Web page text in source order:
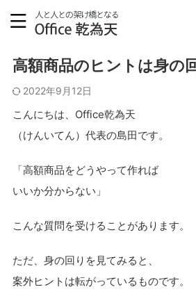
ブログ
高額商品のヒントは身の
2022年9月12日
こんにちは、Office乾為天
（けんいてん）代表の島田です。
「高額商品をどうやって作れば
いいか分からない」
こんな質問を受けることがあります。
ただ、身の回りを見てみると、
案外ヒントは転がっているものです。